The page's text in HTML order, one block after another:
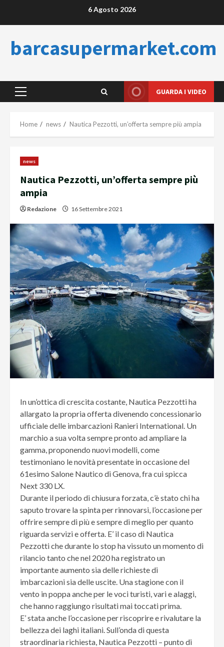
6 Agosto 2026
barcasupermarket.com
Primary
GUARDA I VIDEO
Home news Nautica Pezzotti, un’offerta sempre più ampia
news
Nautica Pezzotti, un’offerta sempre più
ampia
Redazione 16 Settembre 2021
In un’ottica di crescita costante, Nautica Pezzotti ha
allargato la propria offerta divenendo concessionario
ufficiale delle imbarcazioni Ranieri International. Un
marchio a sua volta sempre pronto ad ampliare la
gamma, proponendo nuovi modelli, come
testimoniano le novità presentate in occasione del
61esimo Salone Nautico di Genova, fra cui spicca
Next 330 LX.
Durante il periodo di chiusura forzata, c’è stato chi ha
saputo trovare la spinta per rinnovarsi, l’occasione per
offrire sempre di più e sempre di meglio per quanto
riguarda servizi e offerta. E’ il caso di Nautica
Pezzotti che durante lo stop ha vissuto un momento di
rilancio tanto che nel 2020 ha registrato un
importante aumento sia delle richieste di
imbarcazioni sia delle uscite. Una stagione con il
vento in poppa anche per le voci turisti, vari e alaggi,
che hanno raggiungo risultati mai toccati prima.
E’ stata anche l’occasione per riscoprire e rivalutare la
bellezza dei laghi italiani. Sull’onda di questa
straordinaria richiesta, Nautica Pezzotti – punto di